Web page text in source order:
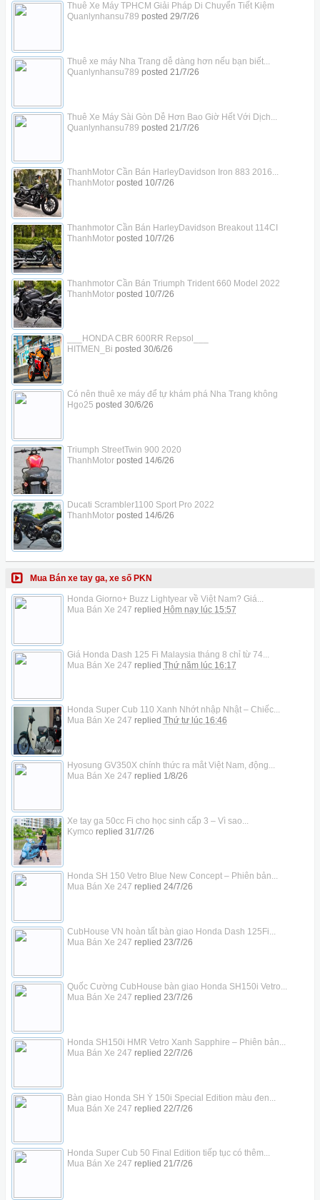
Thuê Xe Máy TPHCM Giải Pháp Di Chuyển Tiết Kiệm
Quanlynhansu789 posted 29/7/26
Thuê xe máy Nha Trang dễ dàng hơn nếu bạn biết...
Quanlynhansu789 posted 21/7/26
Thuê Xe Máy Sài Gòn Dễ Hơn Bao Giờ Hết Với Dịch...
Quanlynhansu789 posted 21/7/26
ThanhMotor Cần Bán HarleyDavidson Iron 883 2016...
ThanhMotorposted 10/7/26
Thanhmotor Cần Bán HarleyDavidson Breakout 114CI
ThanhMotorposted 10/7/26
Thanhmotor Cần Bán Triumph Trident 660 Model 2022
ThanhMotorposted 10/7/26
___HONDA CBR 600RR Repsol___
HITMEN_Bi posted 30/6/26
Có nên thuê xe máy để tự khám phá Nha Trang không
Hgo25 posted 30/6/26
Triumph StreetTwin 900 2020
ThanhMotorposted 14/6/26
Ducati Scrambler1100 Sport Pro 2022
ThanhMotorposted 14/6/26
Mua Bán xe tay ga, xe số PKN
Honda Giorno+ Buzz Lightyear về Việt Nam? Giá...
Mua Bán Xe 247 replied Hôm nay lúc 15:57
Giá Honda Dash 125 Fi Malaysia tháng 8 chỉ từ 74...
Mua Bán Xe 247 replied Thứ năm lúc 16:17
Honda Super Cub 110 Xanh Nhớt nhập Nhật – Chiếc...
Mua Bán Xe 247 replied Thứ tư lúc 16:46
Hyosung GV350X chính thức ra mắt Việt Nam, động...
Mua Bán Xe 247 replied 1/8/26
Xe tay ga 50cc Fi cho học sinh cấp 3 – Vì sao...
Kymco replied 31/7/26
Honda SH 150 Vetro Blue New Concept – Phiên bản...
Mua Bán Xe 247 replied 24/7/26
CubHouse VN hoàn tất bàn giao Honda Dash 125Fi...
Mua Bán Xe 247 replied 23/7/26
Quốc Cường CubHouse bàn giao Honda SH150i Vetro...
Mua Bán Xe 247 replied 23/7/26
Honda SH150i HMR Vetro Xanh Sapphire – Phiên bản...
Mua Bán Xe 247 replied 22/7/26
Bàn giao Honda SH Ý 150i Special Edition màu đen...
Mua Bán Xe 247 replied 22/7/26
Honda Super Cub 50 Final Edition tiếp tục có thêm...
Mua Bán Xe 247 replied 21/7/26